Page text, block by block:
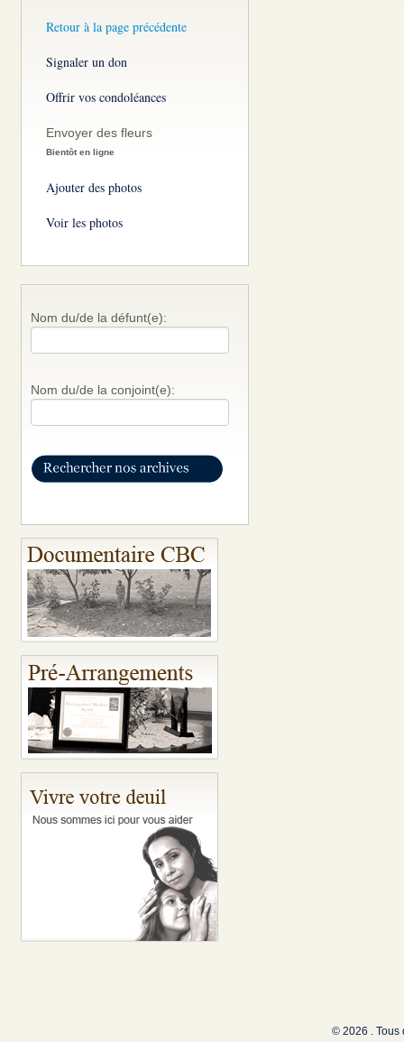
Retour à la page précédente
Signaler un don
Offrir vos condoléances
Envoyer des fleurs
Bientôt en ligne
Ajouter des photos
Voir les photos
Nom du/de la défunt(e):
Nom du/de la conjoint(e):
© 2026 . Tous